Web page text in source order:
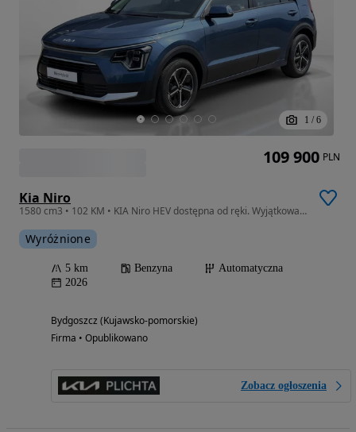
1 / 6
Kia Niro
1580 cm3 • 102 KM • KIA Niro HEV dostępna od ręki. Wyjątkowa oferta!
Wyróżnione
5 km Benzyna
Automatyczna
2026
Bydgoszcz (Kujawsko-pomorskie)
Firma • Opublikowano
Zobacz ogłoszenia
109 900 PLN